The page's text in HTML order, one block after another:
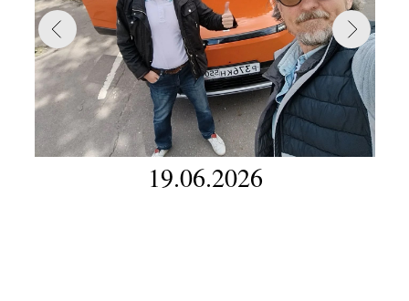
19.06.2026
Тест - драйв электромобилей
Эволют Ай Джой пройдет уже в
эти выходные, 20-21 июня, в